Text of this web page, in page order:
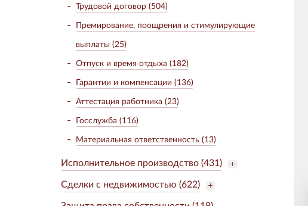
Трудовой договор (504)
Премирование, поощрения и стимулирующие
выплаты (25)
Отпуск и время отдыха (182)
Гарантии и компенсации (136)
Аттестация работника (23)
Госслужба (116)
Материальная ответственность (13)
Исполнительное производство (431)
Сделки с недвижимостью (622)